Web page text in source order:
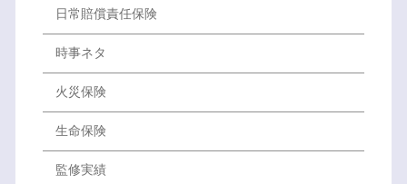
日常賠償責任保険
時事ネタ
火災保険
生命保険
監修実績